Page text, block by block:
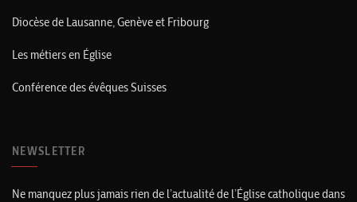
Diocèse de Lausanne, Genève et Fribourg
Les métiers en Église
Conférence des évêques Suisses
NEWSLETTER
Ne manquez plus jamais rien de l’actualité de l’Église catholique dans